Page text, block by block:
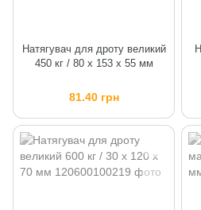
Натягувач для дроту великий
450 кг / 80 х 153 х 55 мм
81.40 грн